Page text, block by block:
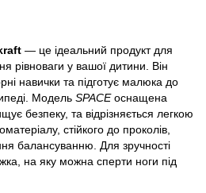
— це ідеальний продукт для
рівноваги у вашої дитини. Він
навички та підготує малюка до
Модель SPACEоснащена
безпеку, та відрізняється легкою
стійкого до проколів,
балансуванню. Для зручності
на яку можна сперти ноги під